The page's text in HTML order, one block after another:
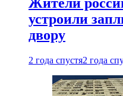
устроили
двору
2 года спустя2 года